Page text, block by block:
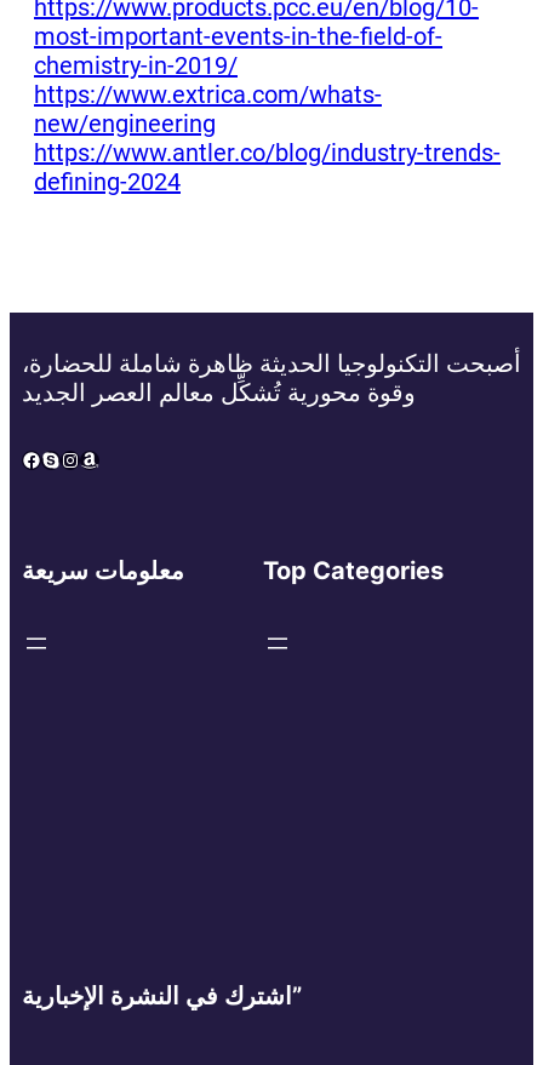
https://www.products.pcc.eu/en/blog/10-
most-important-events-in-the-field-of-
chemistry-in-2019/
https://www.extrica.com/whats-
new/engineering
https://www.antler.co/blog/industry-trends-
defining-2024
أصبحت التكنولوجيا الحديثة ظاهرة شاملة للحضارة،
وقوة محورية تُشكِّل معالم العصر الجديد
Facebook
Skype
Instagram
Amazon
معلومات سريعة Top Categories
اشترك في النشرة الإخبارية”